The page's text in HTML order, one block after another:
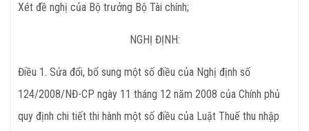
Xét đề nghị của Bộ trưởng Bộ Tài chính;
NGHỊ ĐỊNH:
Điều 1. Sửa đổi, bổ sung một số điều của Nghị định số
124/2008/NĐ-CP ngày 11 tháng 12 năm 2008 của Chính phủ
quy định chi tiết thi hành một số điều của Luật Thuế thu nhập